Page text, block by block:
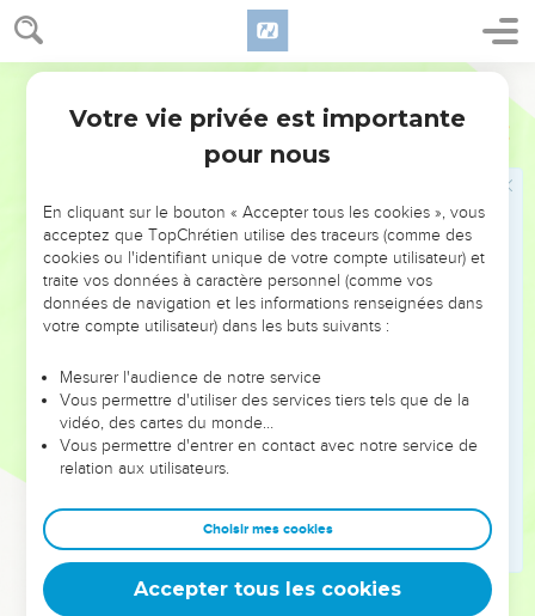
Actes 20
30 de vos propres rangs surgiront des hommes qui donneront
des enseignements pervertis pour entraîner les disciples à
Restez donc vigilants et souvenez-vous que durant 3 ans,
nuit et jour, je n'ai pas cessé d'avertir avec larmes chacun de
» Et maintenant, [frères, ] je vous confie à Dieu et au
message de sa grâce, lui qui a le pouvoir d'édifier et de
[vous] donner un héritage avec tous les saints.
Je n'ai désiré ni l'argent, ni l'or, ni les habits de personne.
pourvu à mes besoins et à ceux de mes compagnons.
En tout, je vous ai montré qu'il faut travailler ainsi pour
soutenir les faibles et se rappeler les paroles du Seigneur
Jésus, puisqu’il a lui-même dit : ‘Il y a plus de bonheur à
donner qu'à recevoir.’ »
Après avoir dit cela, il s’est mis à genoux et a prié avec
eux tous.
Tous ont alors fondu en larmes ; ils se jetaient au cou de
Votre vie privée est importante
pour nous
En cliquant sur le bouton « Accepter tous les cookies », vous
acceptez que TopChrétien utilise des traceurs (comme des
cookies ou l'identifiant unique de votre compte utilisateur) et
traite vos données à caractère personnel (comme vos
données de navigation et les informations renseignées dans
votre compte utilisateur) dans les buts suivants :
Mesurer l'audience de notre service
Vous permettre d'utiliser des services tiers tels que de la
vidéo, des cartes du monde…
Vous permettre d'entrer en contact avec notre service de
relation aux utilisateurs.
Choisir mes cookies
Accepter tous les cookies